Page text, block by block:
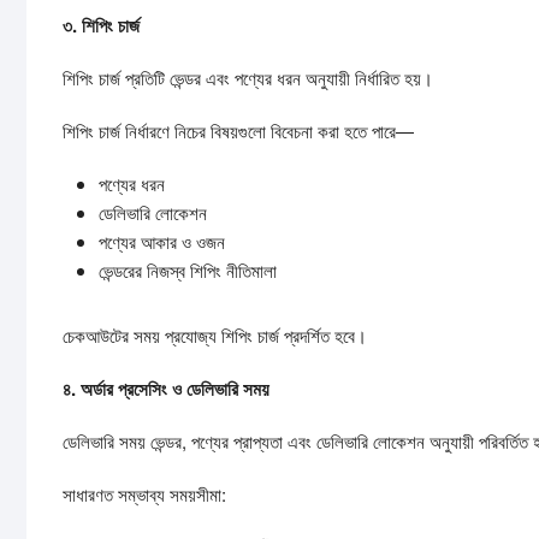
৩.শিপিংচার্জ
শিপিং চার্জ প্রতিটি ভেন্ডর এবং পণ্যের ধরন অনুযায়ী নির্ধারিত হয়।
শিপিং চার্জ নির্ধারণে নিচের বিষয়গুলো বিবেচনা করা হতে পারে—
পণ্যের ধরন
ডেলিভারি লোকেশন
পণ্যের আকার ও ওজন
ভেন্ডরের নিজস্ব শিপিং নীতিমালা
চেকআউটের সময় প্রযোজ্য শিপিং চার্জ প্রদর্শিত হবে।
৪.অর্ডারপ্রসেসিংওডেলিভারিসময়
ডেলিভারি সময় ভেন্ডর, পণ্যের প্রাপ্যতা এবং ডেলিভারি লোকেশন অনুযায়ী পরিবর্তিত
সাধারণত সম্ভাব্য সময়সীমা: